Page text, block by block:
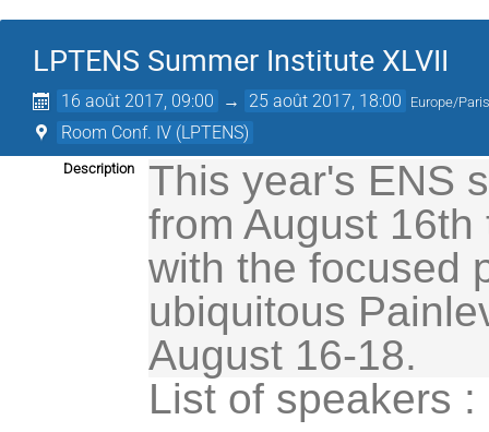
LPTENS Summer Institute XLVII
16 août 2017, 09:00 → 25 août 2017, 18:00 Europe/
Room Conf. IV (LPTENS)
Description
This year's ENS
from August
with the focused
ubiquitous
August 16-18.
List of speakers :